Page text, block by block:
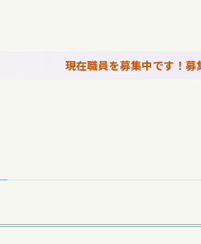
現在職員を募集中です！